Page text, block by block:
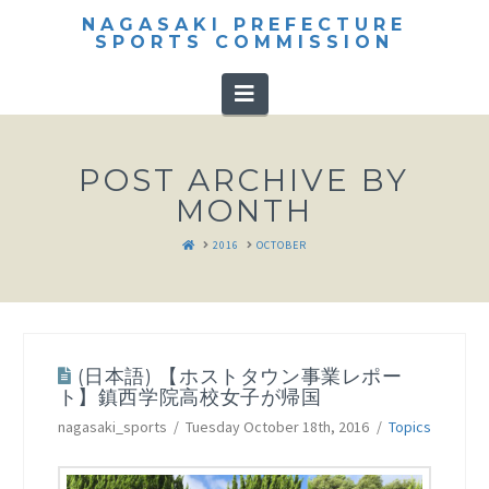
NAGASAKI PREFECTURE
SPORTS COMMISSION
Navigation
POST ARCHIVE BY
MONTH
HOME2016 OCTOBER
(日本語) 【ホストタウン事業レポー
ト】鎮西学院高校女子が帰国
nagasaki_sports Tuesday October 18th, 2016 Topics